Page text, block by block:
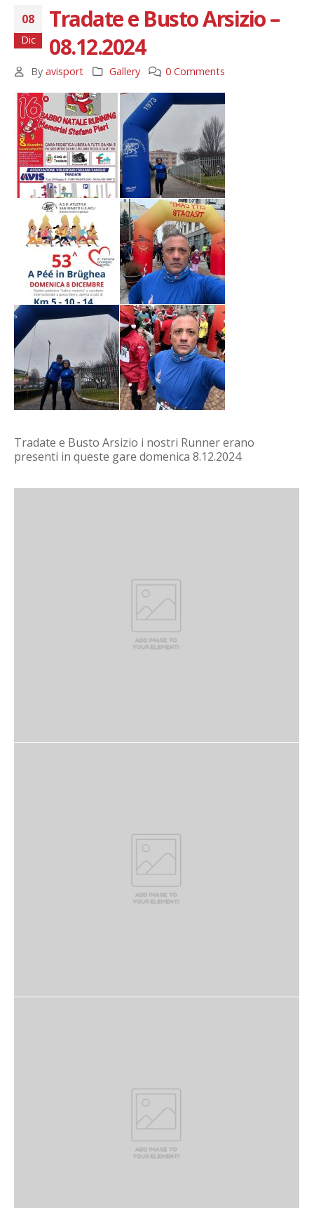
08
Dic
Tradate e Busto Arsizio –
08.12.2024
By avisport Gallery 0 Comments
Tradate e Busto Arsizio i nostri Runner erano
presenti in queste gare domenica 8.12.2024